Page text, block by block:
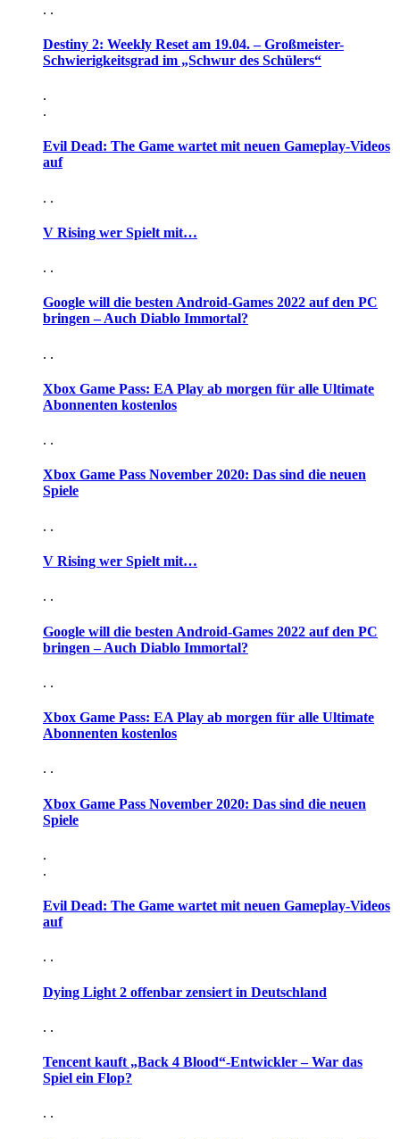
. .
Destiny 2: Weekly Reset am 19.04. – Großmeister-
Schwierigkeitsgrad im „Schwur des Schülers“
.
.
Evil Dead: The Game wartet mit neuen Gameplay-Videos
auf
. .
V Rising wer Spielt mit…
. .
Google will die besten Android-Games 2022 auf den PC
bringen – Auch Diablo Immortal?
. .
Xbox Game Pass: EA Play ab morgen für alle Ultimate
Abonnenten kostenlos
. .
Xbox Game Pass November 2020: Das sind die neuen
Spiele
. .
V Rising wer Spielt mit…
. .
Google will die besten Android-Games 2022 auf den PC
bringen – Auch Diablo Immortal?
. .
Xbox Game Pass: EA Play ab morgen für alle Ultimate
Abonnenten kostenlos
. .
Xbox Game Pass November 2020: Das sind die neuen
Spiele
.
.
Evil Dead: The Game wartet mit neuen Gameplay-Videos
auf
. .
Dying Light 2 offenbar zensiert in Deutschland
. .
Tencent kauft „Back 4 Blood“-Entwickler – War das
Spiel ein Flop?
. .